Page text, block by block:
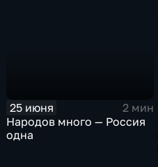
25 июня
2 мин
Народов много — Россия
одна